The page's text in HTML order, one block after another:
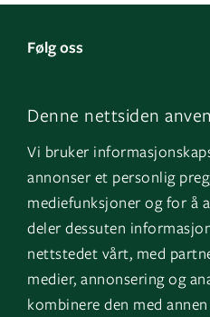
Denne nettsiden
Vi bruker
annonser et personlig
mediefunksjoner og for å
deler dessuten
nettstedet vårt, med
medier, annonsering og
kombinere den med
Følg oss
Facebook
Instagram
YouTube
Snarveier
Fakturainformasjon